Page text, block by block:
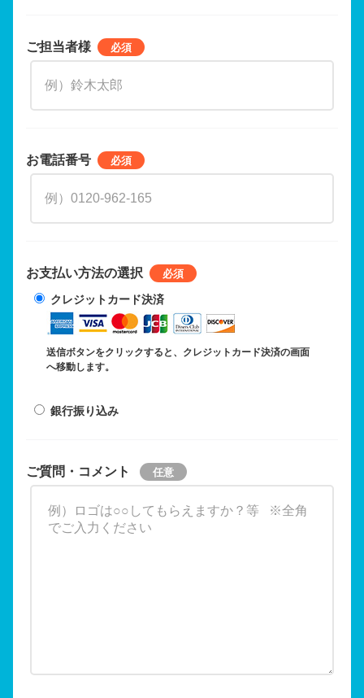
ご担当者様
お電話番号
お支払い方法の選択
クレジットカード決済
送信ボタンをクリックすると、クレジットカード決済の画面
へ移動します。
銀行振り込み
ご質問・コメント